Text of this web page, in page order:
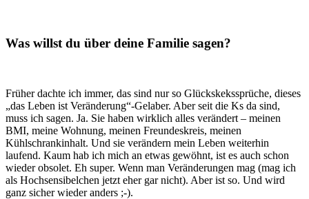
Was willst du über deine Familie sagen?
Früher dachte ich immer, das sind nur so Glückskekssprüche, dieses
„das Leben ist Veränderung“-Gelaber. Aber seit die Ks da sind,
muss ich sagen. Ja. Sie haben wirklich alles verändert – meinen
BMI, meine Wohnung, meinen Freundeskreis, meinen
Kühlschrankinhalt. Und sie verändern mein Leben weiterhin
laufend. Kaum hab ich mich an etwas gewöhnt, ist es auch schon
wieder obsolet. Eh super. Wenn man Veränderungen mag (mag ich
als Hochsensibelchen jetzt eher gar nicht). Aber ist so. Und wird
ganz sicher wieder anders ;-).